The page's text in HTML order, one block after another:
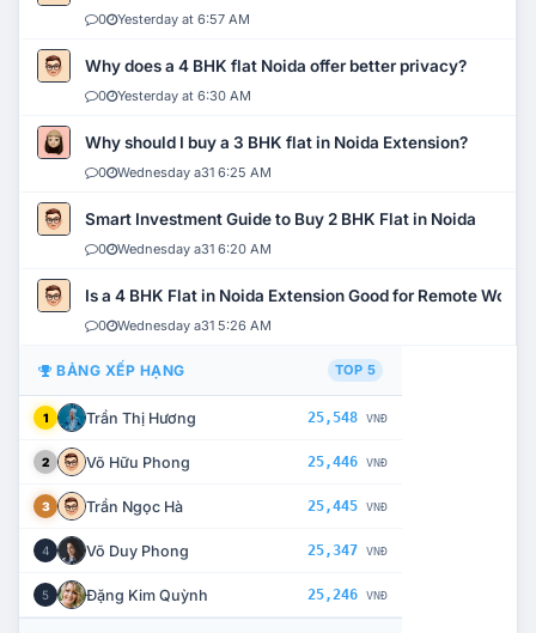
0 Yesterday at 6:57 AM
Why does a 4 BHK flat Noida offer better privacy?
0 Yesterday at 6:30 AM
Why should I buy a 3 BHK flat in Noida Extension?
0 Wednesday a31 6:25 AM
Smart Investment Guide to Buy 2 BHK Flat in Noida
0 Wednesday a31 6:20 AM
Is a 4 BHK Flat in Noida Extension Good for Remote Work?
0 Wednesday a31 5:26 AM
BẢNG XẾP HẠNG TOP 5
1 Trần Thị Hương 25,548 VNĐ
2 Võ Hữu Phong 25,446 VNĐ
3 Trần Ngọc Hà 25,445 VNĐ
4 Võ Duy Phong 25,347 VNĐ
5 Đặng Kim Quỳnh 25,246 VNĐ